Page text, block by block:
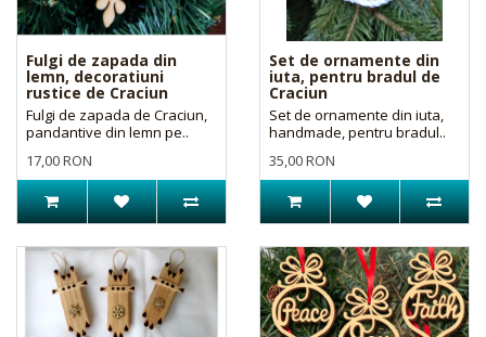
Fulgi de zapada din
lemn, decoratiuni
rustice de Craciun
Fulgi de zapada de Craciun,
pandantive din lemn pe..
17,00 RON
Set de ornamente din
iuta, pentru bradul de
Craciun
Set de ornamente din iuta,
handmade, pentru bradul..
35,00 RON